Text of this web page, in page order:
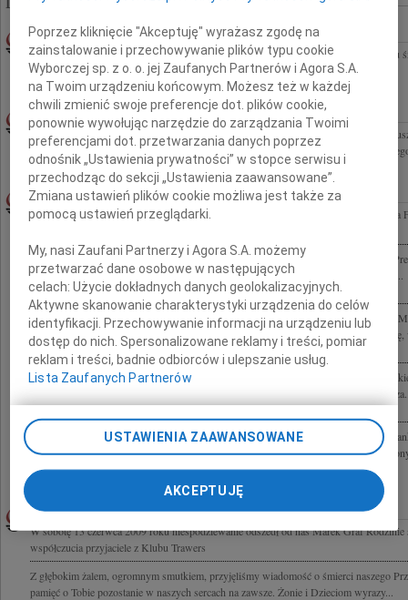
19.06.2009WARSZAWA
Drogiemu Koledze Stanisławowi Płatkowi wyrazy głębokiego współczucia z powodu
koledzy ze Statoil
EDWARD OWORUSZKA19.06.2009LUBLIN
Z głębokim żalem i smutkiem przyjęliśmy wiadomość o śmierci Pana Edwarda
Administracyjnego w stanie spoczynku Rodzinie i Bliskim Zmarłego wyrazy
MACIEJ FRANKIEWICZ19.06.2009POZNAŃ
Zarząd i pracownicy Międzynarodowych Targów Poznańskich żegnają dzisiaj Macieja
Z głębokim żalem przyjęliśmy wiadomość o śmierci Macieja Frankiewicza Zastępcy
Pozostanie w naszej pamięci jako wybitny fachowiec, który dzielił się swoją wiedzą i...
A ponad wszystko jest pamięć... Z głębokim żalem przyjęliśmy wiadomość o śmierci
Wiceprezydenta Miasta Poznania Żegnamy wspaniałego człowieka, życzliwego
Z wielkim smutkiem przyjęliśmy wiadomość o śmierci Pana Prezydenta Macieja
współczucia Rodzinie Zmarłego składa Dyrekcja i Zespół Teatru Nowego im.
Z wielkim smutkiem oraz zaskoczeniem przyjęliśmy wiadomość o śmierci Macieja
Miasta Poznania. Wielkiego propagatora sportu, człowieka kultury, wielkopolskiej
MAREK GRAF19.06.2009WARSZAWA
W sobotę 13 czerwca 2009 roku niespodziewanie odszedł od nas Marek Graf Rodzinie
współczucia przyjaciele z Klubu Trawers
Z głębokim żalem, ogromnym smutkiem, przyjęliśmy wiadomość o śmierci naszego
pamięć o Tobie pozostanie w naszych sercach na zawsze. Żonie i Dzieciom wyrazy...
Poprzez kliknięcie "Akceptuję" wyrażasz zgodę na
zainstalowanie i przechowywanie plików typu cookie
Wyborczej sp. z o. o. jej Zaufanych Partnerów i Agora S.A.
na Twoim urządzeniu końcowym. Możesz też w każdej
chwili zmienić swoje preferencje dot. plików cookie,
ponownie wywołując narzędzie do zarządzania Twoimi
preferencjami dot. przetwarzania danych poprzez
odnośnik „Ustawienia prywatności” w stopce serwisu i
przechodząc do sekcji „Ustawienia zaawansowane”.
Zmiana ustawień plików cookie możliwa jest także za
pomocą ustawień przeglądarki.
My, nasi Zaufani Partnerzy i Agora S.A. możemy
przetwarzać dane osobowe w następujących
celach:Użycie dokładnych danych geolokalizacyjnych.
Aktywne skanowanie charakterystyki urządzenia do celów
identyfikacji. Przechowywanie informacji na urządzeniu lub
dostęp do nich. Spersonalizowane reklamy i treści, pomiar
reklam i treści, badnie odbiorców i ulepszanie usług.
Lista Zaufanych Partnerów
USTAWIENIA ZAAWANSOWANE
AKCEPTUJĘ